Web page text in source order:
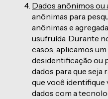
Dados anônimos ou
anônimas para
anônimas e
usufruída. Durante
casos, aplicamos
desidentificação ou
dados para que seja
que você identifique
dados com a